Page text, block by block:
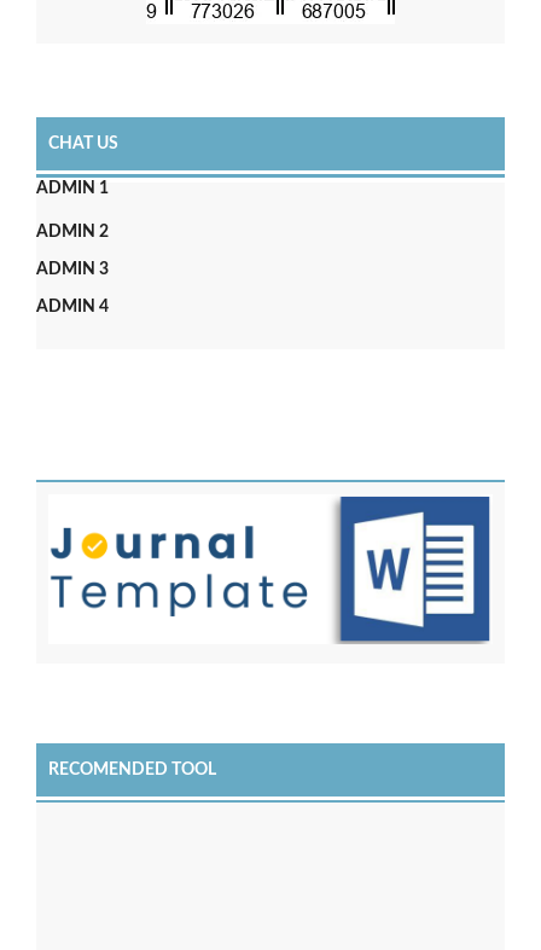
CHAT US
ADMIN 1
ADMIN 2
ADMIN 3
ADMIN 4
RECOMENDED TOOL